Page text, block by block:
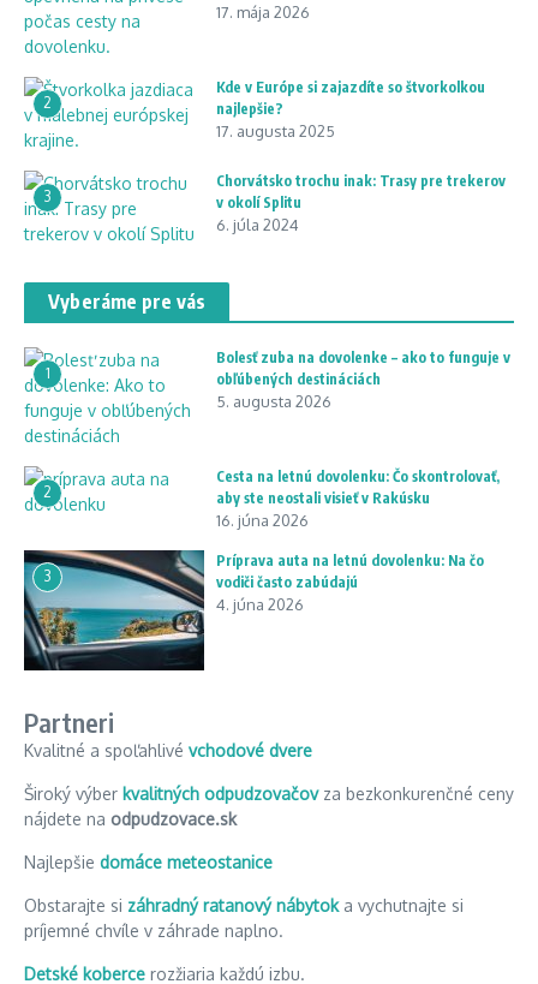
17. mája 2026
2
Kde v Európe si zajazdíte so štvorkolkou
najlepšie?
17. augusta 2025
3
Chorvátsko trochu inak: Trasy pre trekerov
v okolí Splitu
6. júla 2024
Vyberáme pre vás
1
Bolesť zuba na dovolenke – ako to funguje v
obľúbených destináciách
5. augusta 2026
2
Cesta na letnú dovolenku: Čo skontrolovať,
aby ste neostali visieť v Rakúsku
16. júna 2026
3
Príprava auta na letnú dovolenku: Na čo
vodiči často zabúdajú
4. júna 2026
Partneri
Kvalitné a spoľahlivé vchodové dvere
Široký výber kvalitných odpudzovačovza bezkonkurenčné ceny
nájdete na odpudzovace.sk
Najlepšie domáce meteostanice
Obstarajte si záhradný ratanový nábytoka vychutnajte si
príjemné chvíle v záhrade naplno.
Detské koberce rozžiaria každú izbu.